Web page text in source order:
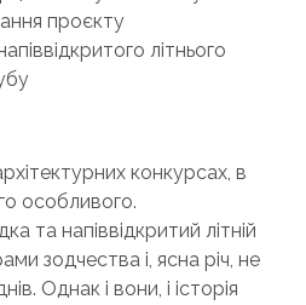
проєкту
літнього
конкурсах, в
особливого.
та напіввідкритий літній
зодчества і, ясна річ, не
Однак і вони, і історія